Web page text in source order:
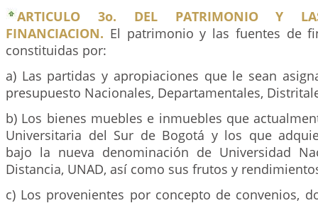
ARTICULO 3o. DEL PATRIMONIO Y
FINANCIACION. El patrimonio y las fuentes de
constituidas por:
a) Las partidas y apropiaciones que le sean
presupuesto Nacionales, Departamentales,
b) Los bienes muebles e inmuebles que
Universitaria del Sur de Bogotá y los que
bajo la nueva denominación de Universidad
Distancia, UNAD, así como sus frutos y
c) Los provenientes por concepto de convenios,